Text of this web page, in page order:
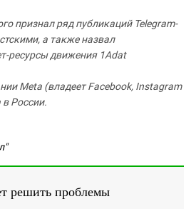
признал ряд публикаций Telegram-
а также назвал
ресурсы движения 1Adat
Meta (владеет Facebook, Instagram
России.
решить проблемы